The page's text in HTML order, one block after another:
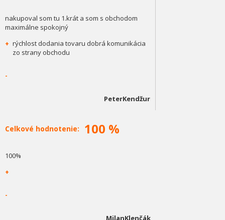
nakupoval som tu 1.krát a som s obchodom
maximálne spokojný
+ rýchlost dodania tovaru dobrá komunikácia
zo strany obchodu
-
PeterKendžur
Celkové hodnotenie: 100 %
100%
+
-
MilanKlenčák